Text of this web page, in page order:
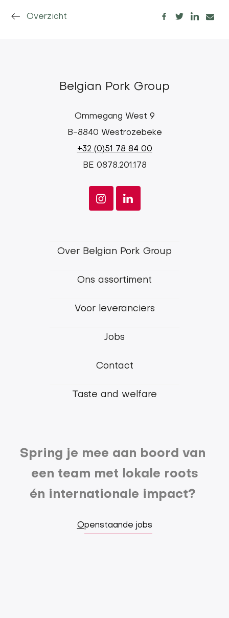
Overzicht
Belgian Pork Group
Ommegang West 9
B-8840 Westrozebeke
+32 (0)51 78 84 00
BE 0878.201.178
Footer
Belgian
Pork
Over Belgian Pork Group
Ons assortiment
Voor leveranciers
Jobs
Contact
Taste and welfare
Spring je mee aan boord van
een team met lokale roots
én internationale impact?
Openstaande jobs